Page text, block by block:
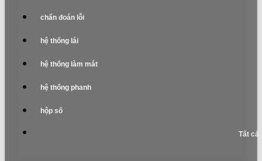
chẩn đoán lỗi
hệ thống lái
hệ thống làm mát
hệ thống phanh
hộp số
Tất cả